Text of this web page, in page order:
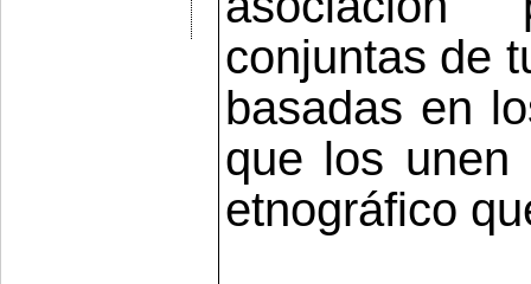
conjuntas de
basadas en
que los
etnográfico